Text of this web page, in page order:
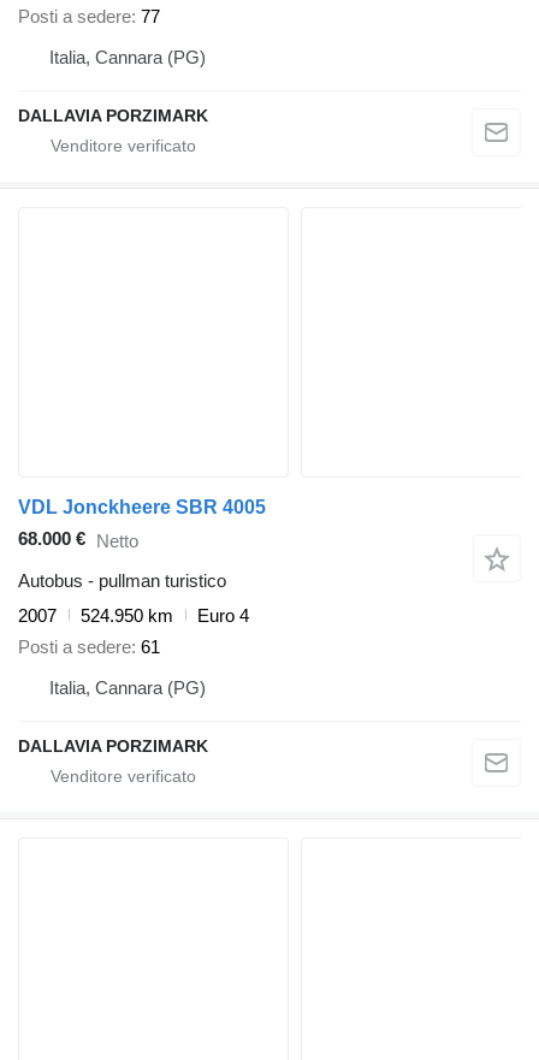
Posti a sedere 77
Italia, Cannara (PG)
DALLAVIA PORZIMARK
VDL Jonckheere SBR 4005
68.000 € Netto
Autobus - pullman turistico
2007
524.950 km
Euro 4
Posti a sedere 61
Italia, Cannara (PG)
DALLAVIA PORZIMARK